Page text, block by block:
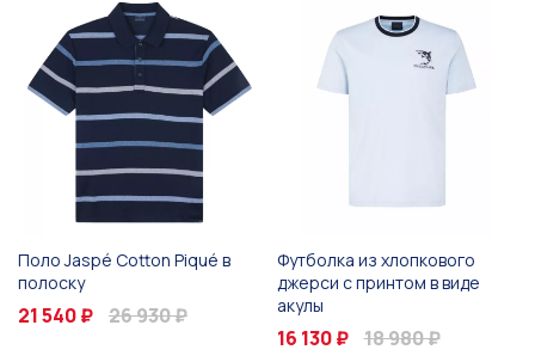
Поло Jaspé Cotton Piqué в
полоску
21 540 ₽ 26 930 ₽
Футболка из хлопкового
джерси с принтом в виде
акулы
16 130 ₽ 18 980 ₽